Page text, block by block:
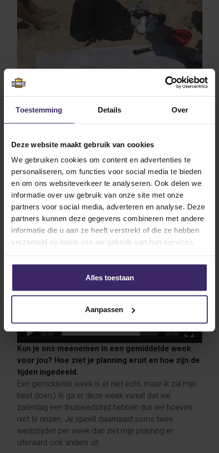
Toestemming Details Over
Deze website maakt gebruik van cookies
We gebruiken cookies om content en advertenties te
personaliseren, om functies voor social media te bieden
en om ons websiteverkeer te analyseren. Ook delen we
informatie over uw gebruik van onze site met onze
partners voor social media, adverteren en analyse. Deze
partners kunnen deze gegevens combineren met andere
informatie die u aan ze heeft verstrekt of die ze hebben
verzameld op basis van uw gebruik van hun services.
Alles toestaan
Aanpassen
00:00 00:04
Kun je ons meenemen in een gemiddelde week
voor jou? Hoe ziet je planning eruit en hoe zijn de
tijden ingedeeld.
Een gemiddelde week is er niet echt, maar ik zal mijn
best doen;) Ik ga er deze week vanuit dat we
zaterdag een thuiswedstrijd hebben dus we hoeven
niet te reizen. Je speelt daarnaast soms twee
wedstrijden per week dan ziet mijn planning er
uiteraard ook anders uit.